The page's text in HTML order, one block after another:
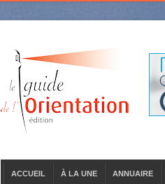
ACCUEIL À LA UNE ANNUAIRE